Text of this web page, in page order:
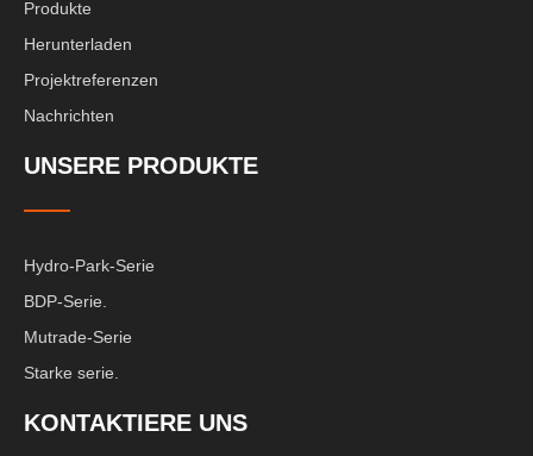
Produkte
Herunterladen
Projektreferenzen
Nachrichten
UNSERE PRODUKTE
Hydro-Park-Serie
BDP-Serie.
Mutrade-Serie
Starke serie.
KONTAKTIERE UNS